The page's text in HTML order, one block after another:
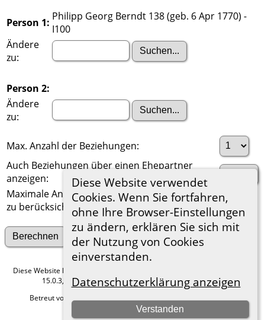
Diese Website verwendet
Cookies. Wenn Sie fortfahren,
ohne Ihre Browser-Einstellungen
zu ändern, erklären Sie sich mit
der Nutzung von Cookies
einverstanden.
Datenschutzerklärung anzeigen
Verstanden
Person 1: Philipp Georg Berndt 138 (geb. 6 Apr 1770) -
I100
Ändere
zu:
Person 2:
Ändere
zu:
Max. Anzahl der Beziehungen:
Auch Beziehungen über einen Ehepartner
anzeigen:
Maximale Anzahl der
zu berücksichtigenden Generationen:
Suche nach anderen Verbindungen
Diese Website läuft mit
15.0.3, programmiert von Darrin Lythgoe © 2001-2026.
Betreut von
Hier geht es zum Impressum